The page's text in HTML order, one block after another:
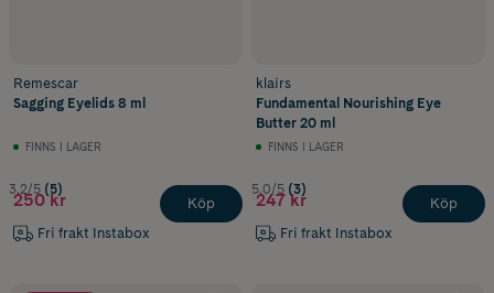
Remescar
Sagging Eyelids 8 ml
FINNS I LAGER
3.2/5 (5)
250 kr
Fri frakt Instabox
Köp
klairs
Fundamental Nourishing Eye
Butter 20 ml
FINNS I LAGER
5.0/5 (3)
247 kr
Fri frakt Instabox
Köp